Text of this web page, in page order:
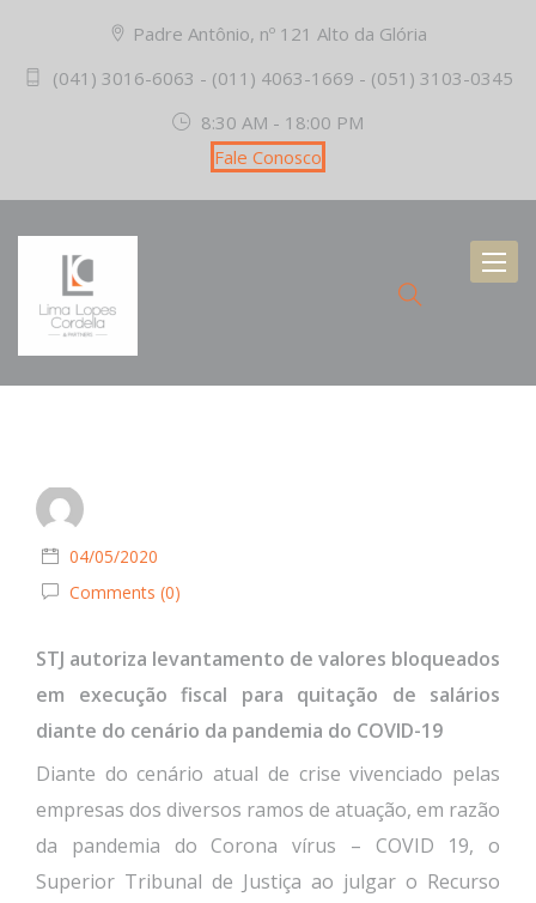
Padre Antônio, nº 121 Alto da Glória
(041) 3016-6063 - (011) 4063-1669 - (051) 3103-0345
8:30 AM - 18:00 PM
Fale Conosco
04/05/2020
Comments (0)
STJ autoriza levantamento de valores bloqueados
em execução fiscal para quitação de salários
diante do cenário da pandemia do COVID-19
Diante do cenário atual de crise vivenciado pelas
empresas dos diversos ramos de atuação, em razão
da pandemia do Corona vírus – COVID 19, o
Superior Tribunal de Justiça ao julgar o Recurso